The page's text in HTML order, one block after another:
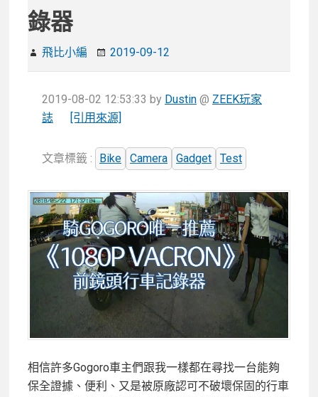
錄器
飛比小編 2019-09-12
2019-08-02 12:53:33 by Dustin @ ZEEK玩家
誌
[引用來源]
文章標籤 : Bike Camera Gadget Test
相信許多Gogoro車主們跟我一樣都在尋找一台能夠
保全證據、便利、又是被原廠認可不破壞保固的行車